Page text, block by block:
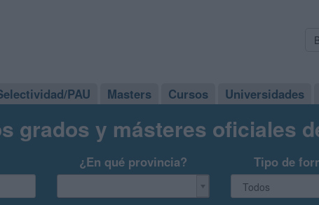
PAU Masters Cursos Universidades
grados y másteres oficiales
¿En qué provincia? Tipo de